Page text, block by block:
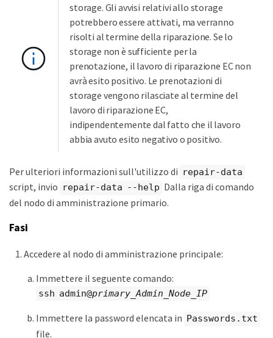
storage. Gli avvisi relativi allo storage
potrebbero essere attivati, ma verranno
risolti al termine della riparazione. Se lo
storage non è sufficiente per la
prenotazione, il lavoro di riparazione EC non
avrà esito positivo. Le prenotazioni di
storage vengono rilasciate al termine del
lavoro di riparazione EC,
indipendentemente dal fatto che il lavoro
abbia avuto esito negativo o positivo.
Per ulteriori informazioni sull'utilizzo di repair-data
script, invio repair-data --help Dalla riga di comando
del nodo di amministrazione primario.
Fasi
Accedere al nodo di amministrazione principale:
Immettere il seguente comando:
ssh admin@primary_Admin_Node_IP
Immettere la password elencata in Passwords.txt
file.